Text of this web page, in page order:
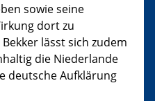
sowie seine
dort zu
lässt sich zudem
die Niederlande
deutsche Aufklärung